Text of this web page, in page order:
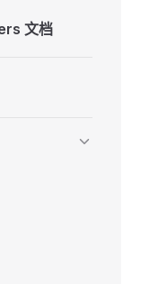
文档